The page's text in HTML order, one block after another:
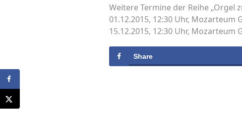
Weitere Termine der Reihe „Orgel
01.12.2015, 12:30 Uhr, Mozarteum
15.12.2015, 12:30 Uhr, Mozarteum
Share